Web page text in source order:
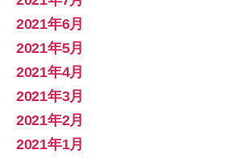
2021年6月
2021年5月
2021年4月
2021年3月
2021年2月
2021年1月